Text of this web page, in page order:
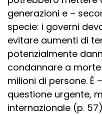
generazioni e –
specie: i governi
evitare aumenti di
potenzialmente
condannare a
milioni di persone. È
questione urgente,
internazionale (p. 57)